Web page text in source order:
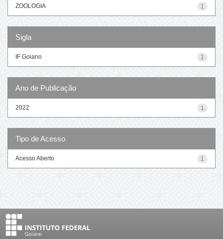
1
ZOOLOGIA
Sigla
1
IF Goiano
Ano de Publicação
1
2022
Tipo de Acesso
1
Acesso Aberto